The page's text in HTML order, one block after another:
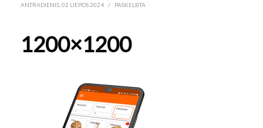
ANTRADIENIS, 02 LIEPOS 2024 / PASKELBTA
1200×1200